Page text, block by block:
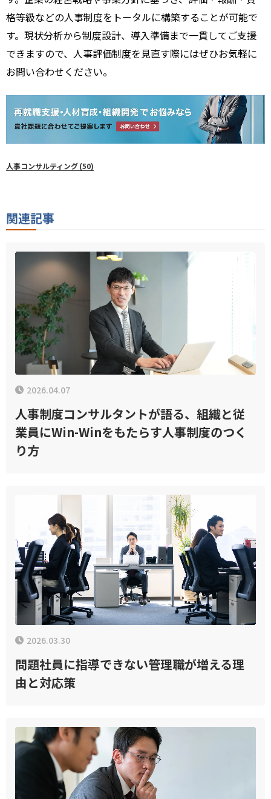
格等級などの人事制度をトータルに構築することが可能で
す。現状分析から制度設計、導入準備まで一貫してご支援
できますので、人事評価制度を見直す際にはぜひお気軽に
お問い合わせください。
人事コンサルティング(50)
関連記事
人事制度コンサルタントが語る、組織と従
業員にWin-Winをもたらす人事制度のつく
り方
2026.04.07
問題社員に指導できない管理職が増える理
由と対応策
2026.03.30